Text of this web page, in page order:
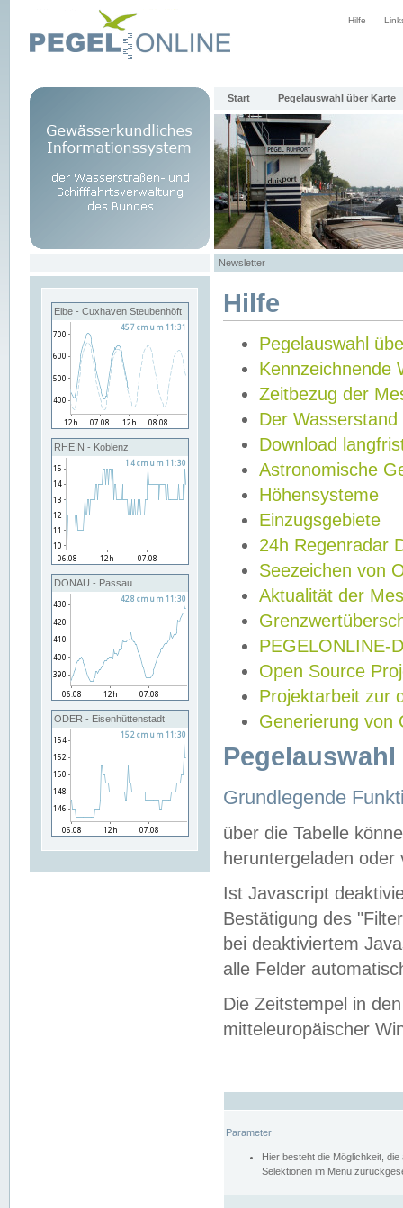
Hilfe
Start Pegelauswahl über Karte
Newsletter
Elbe - Cuxhaven Steubenhöft
RHEIN - Koblenz
DONAU - Passau
ODER - Eisenhüttenstadt
Hilfe
Pegelauswahl
Kennzeichnende
Zeitbezug der
Der Wasserstand
Download
Astronomische
Höhensysteme
Einzugsgebiete
24h Regenradar
Seezeichen von
Aktualität der
PEGELONLINE-
Open Source
Projektarbeit zur
Generierung von
Grundlegende
über die Tabelle
heruntergeladen oder
Ist Javascript
Bestätigung des
bei deaktiviertem
alle Felder
Die Zeitstempel in
mitteleuropäischer
Parameter
Hier besteht die Möglichkeit,
Selektionen im Menü